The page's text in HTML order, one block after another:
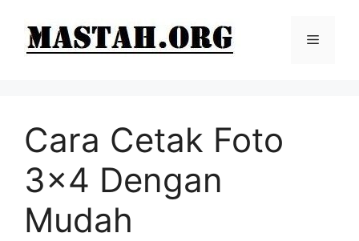
Menu
Cara Cetak Foto
3×4 Dengan
Mudah